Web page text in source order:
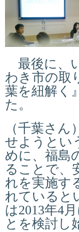
最後に、
わき市の取
葉を紐解く
た。
（千葉さ
せようとい
めに、福島
ることで、
れを実施す
れていると
は2013年4
とを検討し